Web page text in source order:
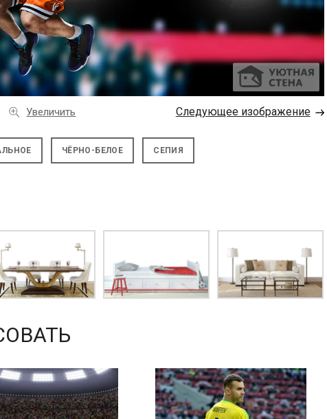
Увеличить Следующее изображение →
ЧЁРНО-БЕЛОЕ СЕПИЯ